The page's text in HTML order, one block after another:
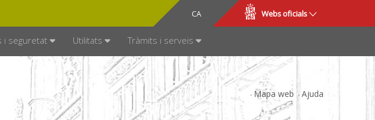
CA
ES Webs oficials
i seguretat Utilitats Tràmits i serveis
Mapa web Ajuda